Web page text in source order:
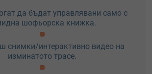
да бъдат управлявани само с
шофьорска книжка.
снимки/интерактивно видео на
изминатото трасе.